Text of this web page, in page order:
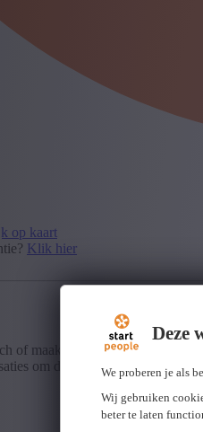
Deze
We proberen je als
Wij gebruiken
beter te laten
op kaart
Klik hier
of maak online een afspraak.
om de contactgegevens te